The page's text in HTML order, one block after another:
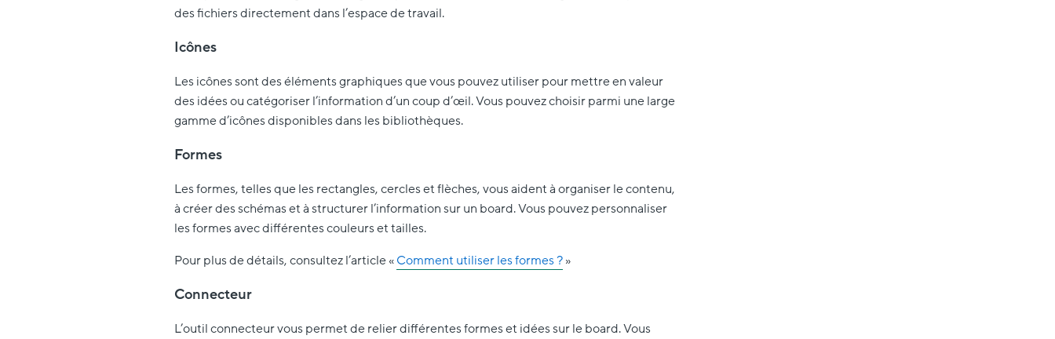
des fichiers directement dans l’espace de travail.
Icônes
Les icônes sont des éléments graphiques que vous pouvez utiliser pour mettre en valeur
des idées ou catégoriser l’information d’un coup d’œil. Vous pouvez choisir parmi une large
gamme d’icônes disponibles dans les bibliothèques.
Formes
Les formes, telles que les rectangles, cercles et flèches, vous aident à organiser le contenu,
à créer des schémas et à structurer l’information sur un board. Vous pouvez personnaliser
les formes avec différentes couleurs et tailles.
Pour plus de détails, consultez l’article «Comment utiliser les formes ?»
Connecteur
L’outil connecteur vous permet de relier différentes formes et idées sur le board. Vous